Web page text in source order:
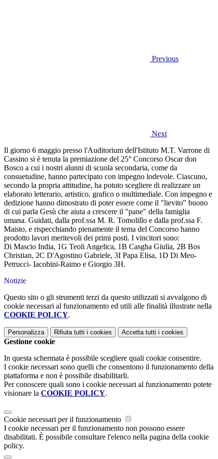
Previous
Next
Il giorno 6 maggio presso l'Auditorium dell'Istituto M.T. Varrone di
Cassino si è tenuta la premiazione del 25° Concorso Oscar don
Bosco a cui i nostri alunni di scuola secondaria, come da
consuetudine, hanno partecipato con impegno lodevole. Ciascuno,
secondo la propria attitudine, ha potuto scegliere di realizzare un
elaborato letterario, artistico, grafico o multimediale. Con impegno e
dedizione hanno dimostrato di poter essere come il "lievito" buono
di cui parla Gesù che aiuta a crescere il "pane" della famiglia
umana. Guidati, dalla prof.ssa M. R. Tomolillo e dalla prof.ssa F.
Maisto, e rispecchiando pienamente il tema del Concorso hanno
prodotto lavori meritevoli dei primi posti. I vincitori sono:
Di Mascio India, 1G Teoli Angelica, 1B Casgha Giulia, 2B Bos
Christian, 2C D'Agostino Gabriele, 3I Papa Elisa, 1D Di Meo-
Petrucci- Iacobini-Raimo e Giorgio 3H.
Notizie
Questo sito o gli strumenti terzi da questo utilizzati si avvalgono di
cookie necessari al funzionamento ed utili alle finalità illustrate nella
COOKIE POLICY.
Personalizza Rifiuta tutti i cookies Accetta tutti i cookies
Gestione cookie
In questa schermata è possibile scegliere quali cookie consentire.
I cookie necessari sono quelli che consentono il funzionamento della
piattaforma e non è possibile disabilitarli.
Per conoscere quali sono i cookie necessari al funzionamento potete
visionare la COOKIE POLICY.
Cookie necessari per il funzionamento
I cookie necessari per il funzionamento non possono essere
disabilitati. È possibile consultare l'elenco nella pagina della cookie
policy.